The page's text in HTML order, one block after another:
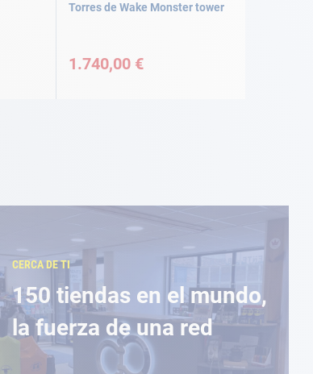
Torres de Wake Monster tower
1.740,00 €
CERCA DE TI
150 tiendas en el mundo,
la fuerza de una red